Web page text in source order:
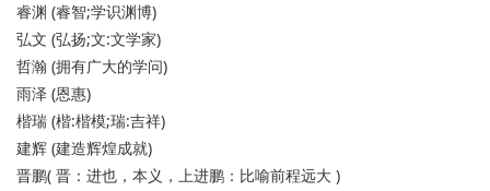
睿渊 (睿智;学识渊博)
弘文 (弘扬;文:文学家)
哲瀚 (拥有广大的学问)
雨泽 (恩惠)
楷瑞 (楷:楷模;瑞:吉祥)
建辉 (建造辉煌成就)
晋鹏( 晋：进也，本义，上进鹏：比喻前程远大 )